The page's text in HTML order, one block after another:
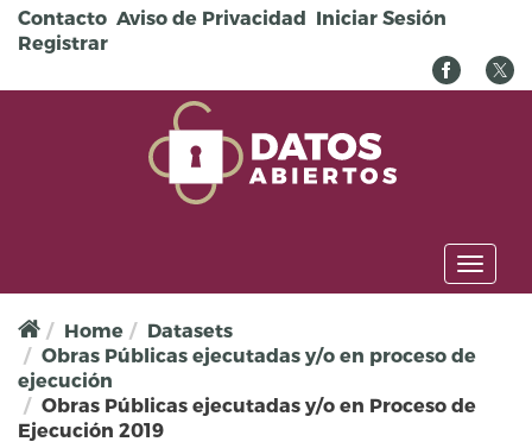
Pasar al contenido principal
Contacto Aviso de Privacidad Iniciar Sesión
Registrar
Toggle
Home
Datasets
Obras Públicas ejecutadas y/o en proceso de
ejecución
Obras Públicas ejecutadas y/o en Proceso de
Ejecución 2019